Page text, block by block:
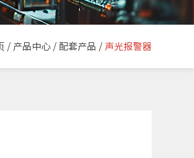
/ 产品中心 / 配套产品 / 声光报警器